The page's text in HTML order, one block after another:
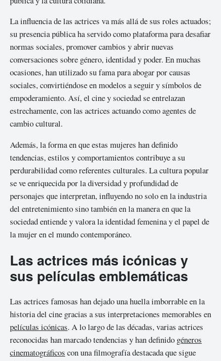
La influencia de las actrices va más allá de sus roles actuados;
su presencia pública ha servido como plataforma para desafiar
normas sociales, promover cambios y abrir nuevas
conversaciones sobre género, identidad y poder. En muchas
ocasiones, han utilizado su fama para abogar por causas
sociales, convirtiéndose en modelos a seguir y símbolos de
empoderamiento. Así, el cine y sociedad se entrelazan
estrechamente, con las actrices actuando como agentes de
cambio cultural.
Además, la forma en que estas mujeres han definido
tendencias, estilos y comportamientos contribuye a su
perdurabilidad como referentes culturales. La cultura popular
se ve enriquecida por la diversidad y profundidad de
personajes que interpretan, influyendo no solo en la industria
del entretenimiento sino también en la manera en que la
sociedad entiende y valora la identidad femenina y el papel de
la mujer en el mundo contemporáneo.
Las actrices más icónicas y
sus películas emblemáticas
Las actrices famosas han dejado una huella imborrable en la
historia del cine gracias a sus interpretaciones memorables en
películas icónicas. A lo largo de las décadas, varias actrices
reconocidas han marcado tendencias y han definido géneros
cinematográficos con una filmografía destacada que sigue